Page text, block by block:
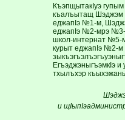
КъэпщытакIуэ
къалъытащ Шэджэм
еджапIэ №1-м,
еджапIэ №2-мрэ №3-
школ-интернат №5-
курыт еджапIэ №2-
ЕгъэджэныгъэмкIэ
тхылъхэр
и щIыпI